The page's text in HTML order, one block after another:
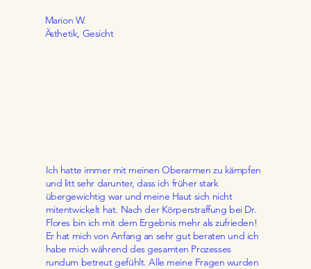
Marion W.
Ästhetik, Gesicht
Ich hatte immer mit meinen Oberarmen zu kämpfen
und litt sehr darunter, dass ich früher stark
übergewichtig war und meine Haut sich nicht
mitentwickelt hat. Nach der Körperstraffung bei Dr.
Flores bin ich mit dem Ergebnis mehr als zufrieden!
Er hat mich von Anfang an sehr gut beraten und ich
habe mich während des gesamten Prozesses
rundum betreut gefühlt. Alle meine Fragen wurden